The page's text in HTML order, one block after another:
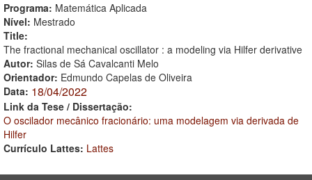
Programa: Matemática Aplicada
Nível: Mestrado
Title:
The fractional mechanical oscillator : a modeling via Hilfer derivative
Autor: Silas de Sá Cavalcanti Melo
Orientador: Edmundo Capelas de Oliveira
Data: 18/04/2022
Link da Tese / Dissertação:
O oscilador mecânico fracionário: uma modelagem via derivada de
Hilfer
Currículo Lattes: Lattes